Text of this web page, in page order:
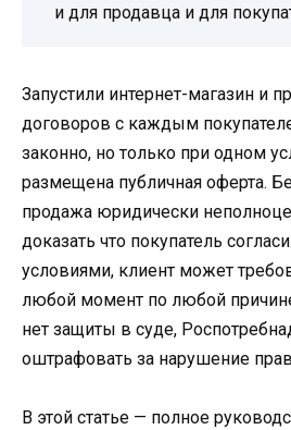
и для продавца и для
Запустили интернет-магазин и
договоров с каждым
законно, но только при одном
размещена публичная оферта.
продажа юридически
доказать что покупатель
условиями, клиент может
любой момент по любой
нет защиты в суде,
оштрафовать за нарушение
В этой статье — полное